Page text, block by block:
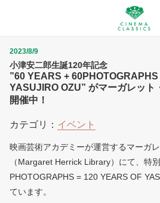
小津安二郎生誕120年記念
”60 YEARS +
YASUJIRO OZU” がマーガレット
開催中！
2023/8/9
カテゴリ： イベント
映画芸術アカデミーが運営するマーガ
（Margaret Herrick Library）にて、特
PHOTOGRAPHS = 120 YEARS OF
ています。